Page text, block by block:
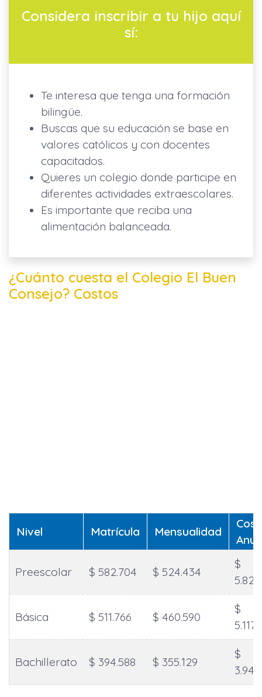
Considera inscribir a tu hijo aquí
sí:
Te interesa que tenga una formación
bilingüe.
Buscas que su educación se base en
valores católicos y con docentes
capacitados.
Quieres un colegio donde participe en
diferentes actividades extraescolares.
Es importante que reciba una
alimentación balanceada.
¿Cuánto cuesta el Colegio El Buen
Consejo? Costos
Nivel Matrícula Mensualidad
Preescolar $ 582.704 $ 524.434
$
Básica $ 511.766 $ 460.590
$
Bachillerato $ 394.588 $ 355.129
$